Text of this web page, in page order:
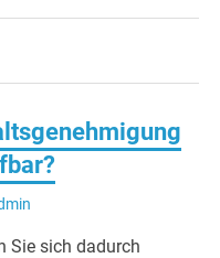
Sie sich dadurch